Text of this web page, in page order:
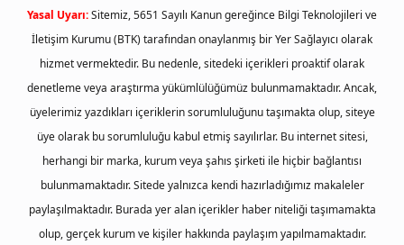
Yasal Uyarı:Sitemiz, 5651 Sayılı Kanun gereğince Bilgi Teknolojileri ve
İletişim Kurumu (BTK) tarafından onaylanmış bir Yer Sağlayıcı olarak
hizmet vermektedir. Bu nedenle, sitedeki içerikleri proaktif olarak
denetleme veya araştırma yükümlülüğümüz bulunmamaktadır. Ancak,
üyelerimiz yazdıkları içeriklerin sorumluluğunu taşımakta olup, siteye
üye olarak bu sorumluluğu kabul etmiş sayılırlar. Bu internet sitesi,
herhangi bir marka, kurum veya şahıs şirketi ile hiçbir bağlantısı
bulunmamaktadır. Sitede yalnızca kendi hazırladığımız makaleler
paylaşılmaktadır. Burada yer alan içerikler haber niteliği taşımamakta
olup, gerçek kurum ve kişiler hakkında paylaşım yapılmamaktadır.